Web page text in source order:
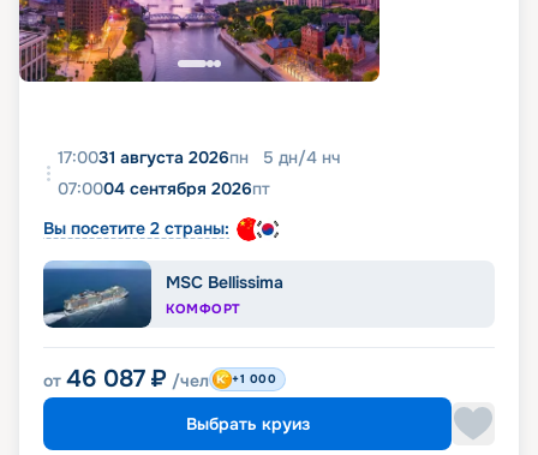
17:0031 августа 2026пн 5 дн/4 нч
07:0004 сентября 2026пт
Вы посетите 2 страны:
MSC Bellissima
КОМФОРТ
от 46 087 ₽ /чел +1 000
Выбрать круиз